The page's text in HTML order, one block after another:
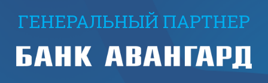
ГЕНЕРАЛЬНЫЙ ПАРТНЕР